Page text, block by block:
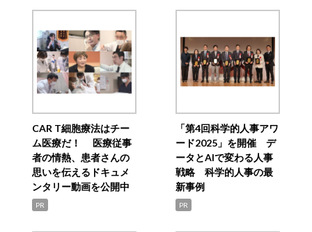
CAR T細胞療法はチー
ム医療だ！ 医療従事
者の情熱、患者さんの
思いを伝えるドキュメ
ンタリー動画を公開中
PR
「第4回科学的人事アワ
ード2025」を開催 デ
ータとAIで変わる人事
戦略 科学的人事の最
新事例
PR